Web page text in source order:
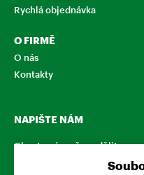
Rychlá objednávka
O FIRMĚ
O nás
Kontakty
NAPIŠTE NÁM
Chcete nám něco sdělit o
shopu? Neváhejte napsat.